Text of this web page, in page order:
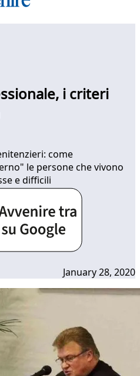
i criteri
come
le persone che vivono
e difficili
January 28, 2020